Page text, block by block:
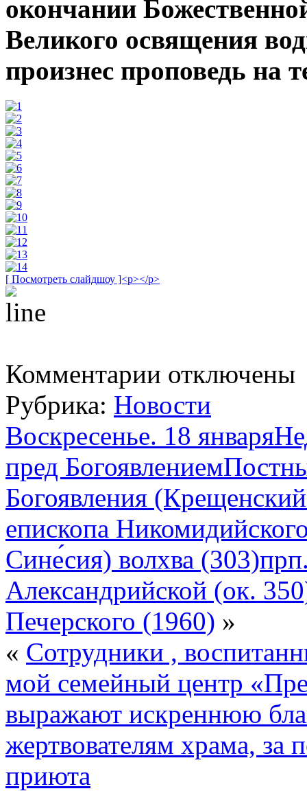
окончании
Великого освящения
произнес проповедь на
[ Посмотреть слайдшоу ]<p></p>
Комментарии записи
Седмица
33-
Пятидесятнице
Поста
нет.
Глас
7-
йСвятое
Богоявление.
Крещение
Бога
и
Спаса
нашего
Иисуса
Христа
отключены
Рубрика: Новости
Воскресенье. 18
пред
Богоявления
епископа
Сине́сия) волхва
Александрийской (ок.
Печерского (1960) »
« Сотрудники ,
мой семейный центр
выражают искреннюю
жертвователям храма, за
приюта